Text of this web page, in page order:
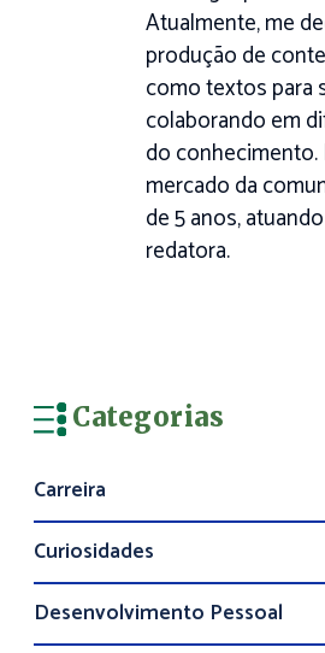
Atualmente, me
produção de
como textos para
colaborando em
do conhecimento.
mercado da
de 5 anos,
redatora.
Categorias
Carreira
Curiosidades
Desenvolvimento Pessoal